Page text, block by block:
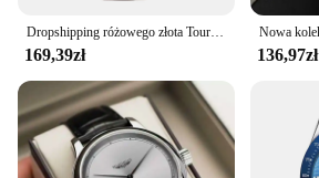
Dropshipping różowego złota Tourbillon automatyczny zegarek męski zegar wodoodporny mechaniczne zegarki na rękę ze stali nierdzewnej męskie zegarki
169,39zł 136,97zł